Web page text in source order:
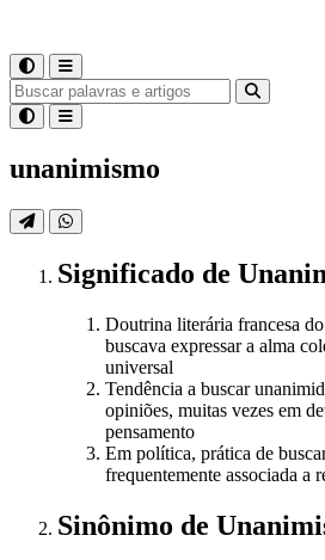
unanimismo
Significado de
Doutrina literária francesa
buscava expressar a alma
universal
Tendência a buscar
opiniões, muitas vezes em
pensamento
Em política, prática de
frequentemente associada a
Sinônimo de